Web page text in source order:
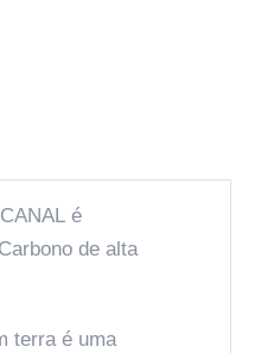
é
de alta
terra é uma